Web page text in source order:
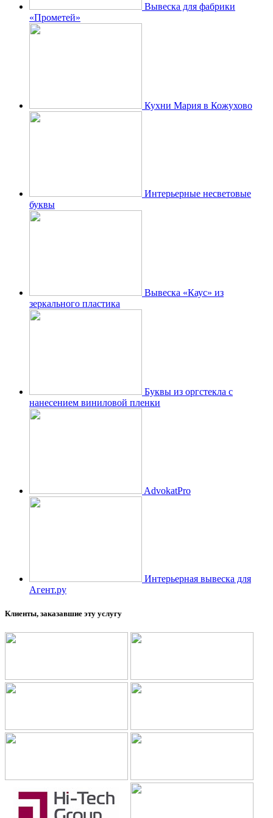
Вывеска для фабрики
«Прометей»
Кухни Мария в Кожухово
Интерьерные несветовые
буквы
Вывеска «Каус» из
зеркального пластика
Буквы из оргстекла с
нанесением виниловой пленки
AdvokatPro
Интерьерная вывеска для
Агент.ру
Клиенты, заказавшие эту услугу